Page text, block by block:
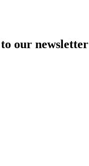
our newsletter